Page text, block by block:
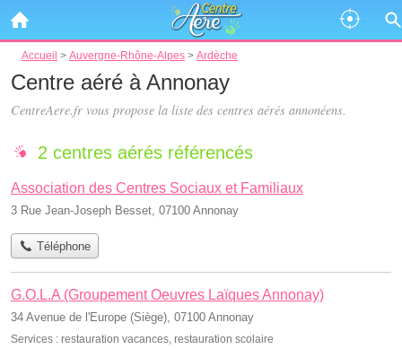
Accueil > Auvergne-Rhône-Alpes > Ardèche
Centre aéré à Annonay
CentreAere.fr vous propose la liste des centres aérés annonéens.
2 centres aérés référencés
Association des Centres Sociaux et Familiaux
3 Rue Jean-Joseph Besset, 07100 Annonay
Téléphone
G.O.L.A (Groupement Oeuvres Laïques Annonay)
34 Avenue de l'Europe (Siège), 07100 Annonay
Services : restauration vacances, restauration scolaire